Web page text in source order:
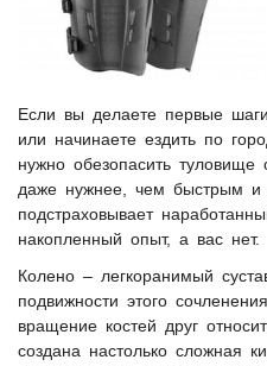
Если вы делаете первые
или начинаете ездить по
нужно обезопасить
даже нужнее, чем быстрым и
подстраховывает
накопленный опыт, а вас нет.
Колено – легкоранимый
подвижности этого
вращение костей друг
создана настолько сложная